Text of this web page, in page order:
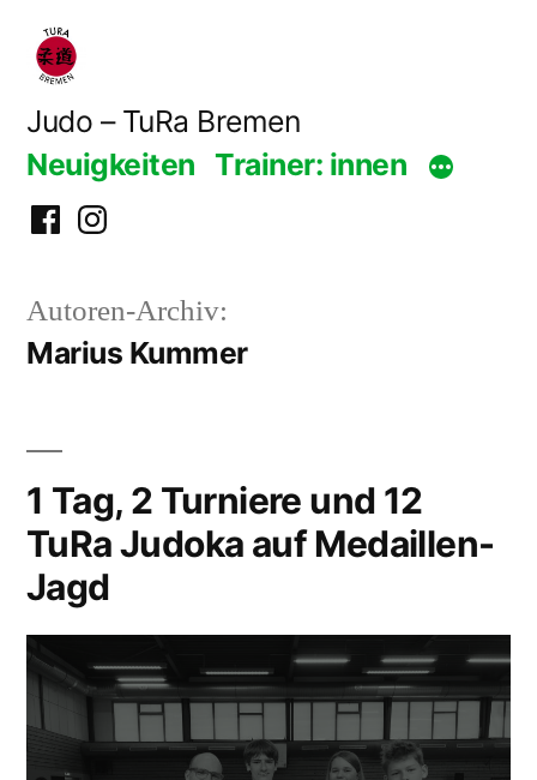
Zum
Inhalt
springen
Judo – TuRa Bremen
Neuigkeiten Trainer: innen
FacebookInstagram
Autoren-Archiv:
Marius Kummer
1 Tag, 2 Turniere und 12
TuRa Judoka auf Medaillen-
Jagd